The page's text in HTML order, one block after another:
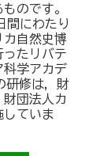
のです。
間にわたり
カ自然史博
たリバテ
科学アカデ
研修は，財
団法人カ
ていま